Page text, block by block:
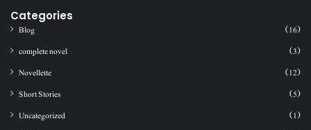
Categories
Blog
(16)
complete novel
(3)
Novellette
(12)
Short Stories
(5)
Uncategorized
(1)